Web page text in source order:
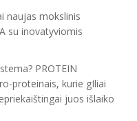
naujas mokslinis
su inovatyviomis
PROTEIN
proteinais, kurie gIliai
juos išlaiko